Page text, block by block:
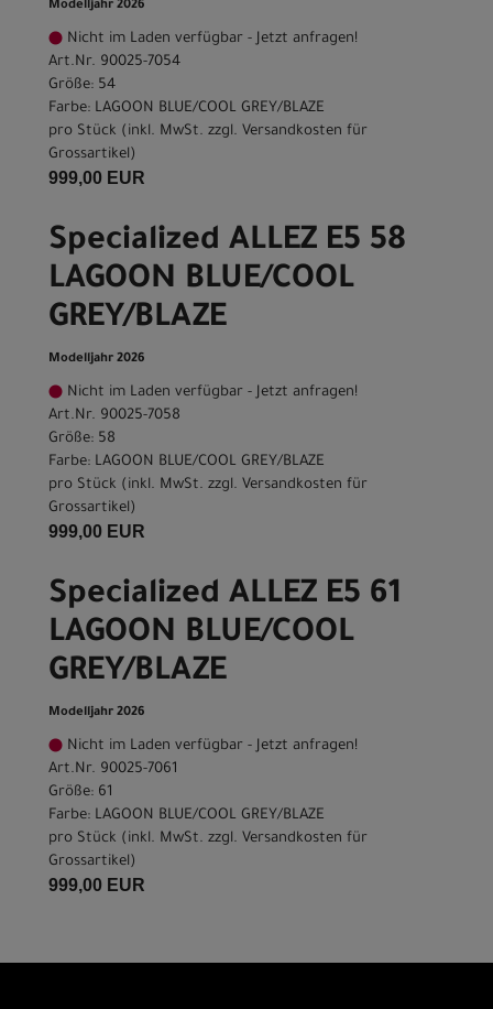
Modelljahr 2026
Nicht im Laden verfügbar - Jetzt anfragen!
Art.Nr. 90025-7054
Größe: 54
Farbe: LAGOON BLUE/COOL GREY/BLAZE
pro Stück (inkl. MwSt. zzgl. Versandkosten für
Grossartikel)
999,00 EUR
Specialized ALLEZ E5 58
LAGOON BLUE/COOL
GREY/BLAZE
Modelljahr 2026
Nicht im Laden verfügbar - Jetzt anfragen!
Art.Nr. 90025-7058
Größe: 58
Farbe: LAGOON BLUE/COOL GREY/BLAZE
pro Stück (inkl. MwSt. zzgl. Versandkosten für
Grossartikel)
999,00 EUR
Specialized ALLEZ E5 61
LAGOON BLUE/COOL
GREY/BLAZE
Modelljahr 2026
Nicht im Laden verfügbar - Jetzt anfragen!
Art.Nr. 90025-7061
Größe: 61
Farbe: LAGOON BLUE/COOL GREY/BLAZE
pro Stück (inkl. MwSt. zzgl. Versandkosten für
Grossartikel)
999,00 EUR